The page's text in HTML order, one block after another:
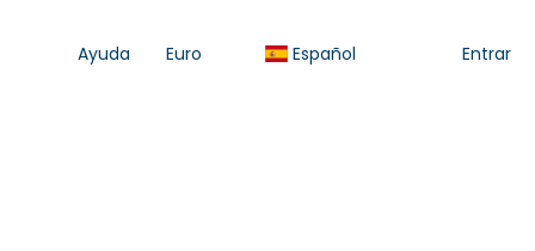
Ayuda Euro Español Entrar